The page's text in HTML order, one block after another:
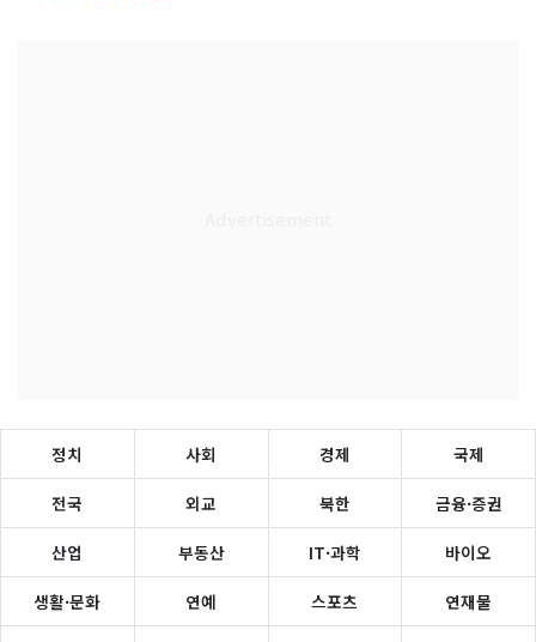
정치 사회 경제 국제
전국 외교 북한 금융·증권
산업 부동산 IT·과학 바이오
생활·문화 연예 스포츠 연재물